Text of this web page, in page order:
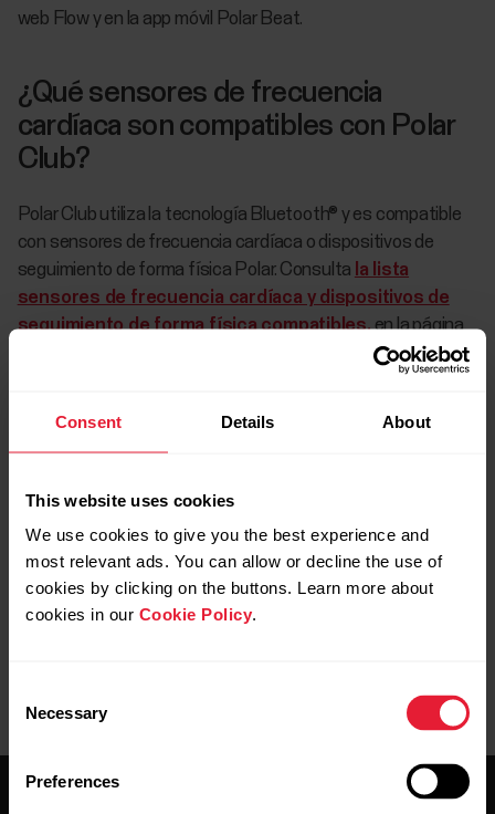
Consent Details About
This website uses cookies
We use cookies to give you the best experience and
most relevant ads. You can allow or decline the use of
cookies by clicking on the buttons. Learn more about
cookies in our Cookie Policy.
Selection
Necessary
Preferences
web Flow y en la app móvil Polar Beat.
¿Qué sensores de frecuencia
cardíaca son compatibles con Polar
Club?
Polar Club utiliza la tecnología Bluetooth® y es compatible
con sensores de frecuencia cardíaca o dispositivos de
seguimiento de forma física Polar. Consulta la lista
sensores de frecuencia cardíaca y dispositivos de
seguimiento de forma física compatibles.en la página
¿Es Polar Club compatible con
sensores de frecuencia cardíaca de
otros fabricantes?
Polar Club solo puede utilizarse con sensores de frecuencia